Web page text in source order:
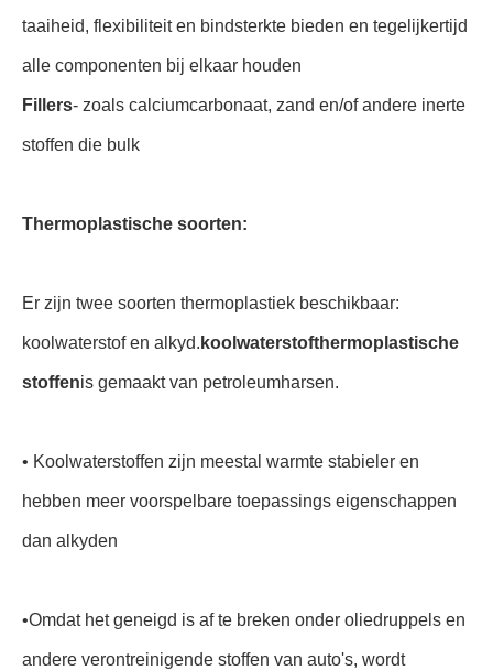
taaiheid, flexibiliteit en bindsterkte bieden en tegelijkertijd
alle componenten bij elkaar houden
Fillers- zoals calciumcarbonaat, zand en/of andere inerte
stoffen die bulk
Thermoplastische soorten:
Er zijn twee soorten thermoplastiek beschikbaar:
koolwaterstof en alkyd. koolwaterstofthermoplastische
stoffenis gemaakt van petroleumharsen.
• Koolwaterstoffen zijn meestal warmte stabieler en
hebben meer voorspelbare toepassings eigenschappen
dan alkyden
•Omdat het geneigd is af te breken onder oliedruppels en
andere verontreinigende stoffen van auto's, wordt